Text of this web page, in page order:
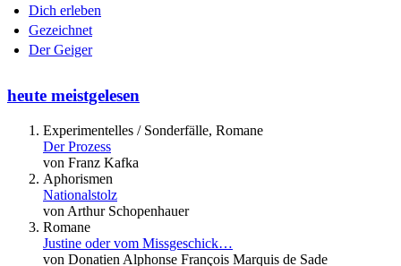
Dich erleben
Gezeichnet
Der Geiger
heute meistgelesen
Experimentelles / Sonderfälle, Romane
Der Prozess
von Franz Kafka
Aphorismen
Nationalstolz
von Arthur Schopenhauer
Romane
Justine oder vom Missgeschick…
von Donatien Alphonse François Marquis de Sade